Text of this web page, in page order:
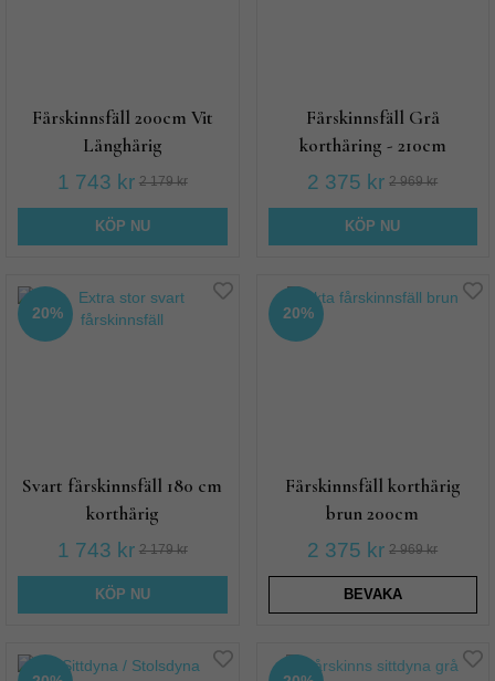
Fårskinnsfäll 200cm Vit
Långhårig
1 743 kr 2 179 kr
KÖP NU
Fårskinnsfäll Grå
korthåring - 210cm
2 375 kr 2 969 kr
KÖP NU
20%
Svart fårskinnsfäll 180 cm
korthårig
1 743 kr 2 179 kr
KÖP NU
20%
Fårskinnsfäll korthårig
brun 200cm
2 375 kr 2 969 kr
BEVAKA